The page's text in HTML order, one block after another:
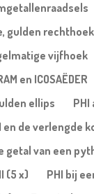
gulden
vijfhoek
en ICOSAËDER
ellips
en de verlengde
getal van een
(5 x)
PHI bij